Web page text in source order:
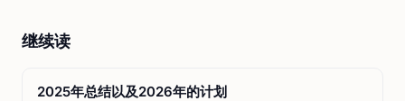
继续读
2025年总结以及2026年的计划